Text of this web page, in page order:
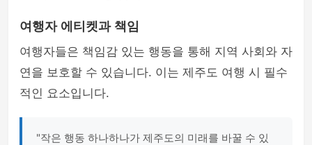
여행자 에티켓과 책임
여행자들은 책임감 있는 행동을 통해 지역 사회와 자
연을 보호할 수 있습니다. 이는 제주도 여행 시 필수
적인 요소입니다.
"작은 행동 하나하나가 제주도의 미래를 바꿀 수 있